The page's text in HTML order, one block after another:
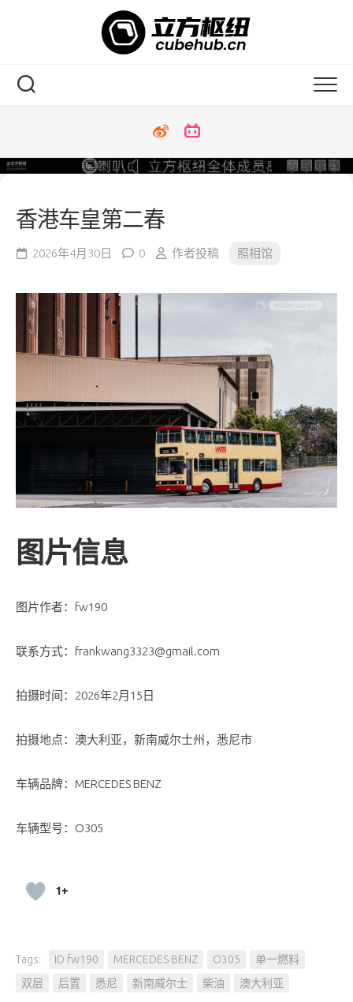
香港车皇第二春
2026年4月30日 0 作者投稿 照相馆
图片信息
图片作者：fw190
联系方式：frankwang3323@gmail.com
拍摄时间：2026年2月15日
拍摄地点：澳大利亚，新南威尔士州，悉尼市
车辆品牌：MERCEDES BENZ
车辆型号：O305
1+
Tags: ID fw190 MERCEDES BENZ O305
单一燃料
双层
后置 悉尼 新南威尔士 柴油 澳大利亚